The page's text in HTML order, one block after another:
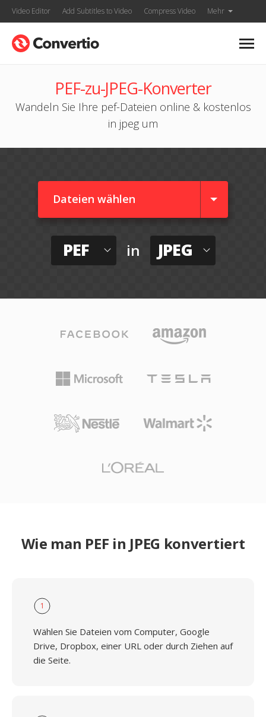
Video Editor Add Subtitles to Video Compress Video Mehr
PEF-zu-JPEG-Konverter
Wandeln Sie Ihre pef-Dateien online & kostenlos
in jpeg um
Dateien wählen
PEF in JPEG
Wie man PEF in JPEG konvertiert
1
Wählen Sie Dateien vom Computer, Google
Drive, Dropbox, einer URL oder durch Ziehen auf
die Seite.